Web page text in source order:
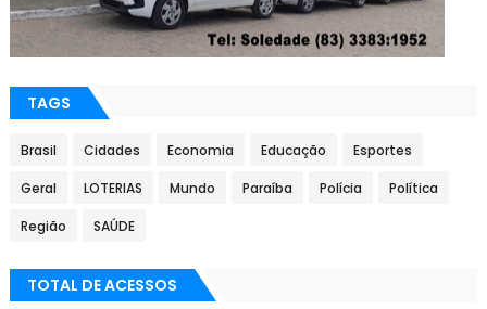
TAGS
Brasil Cidades Economia Educação Esportes
Geral LOTERIAS Mundo Paraíba Polícia Política
Região SAÚDE
TOTAL DE ACESSOS